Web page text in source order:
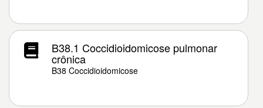
B38.1 Coccidioidomicose pulmonar
crônica
B38 Coccidioidomicose